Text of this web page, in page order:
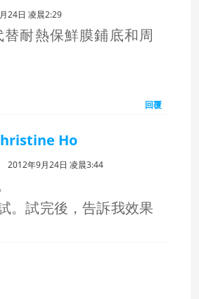
24日 凌晨2:29
耐熱保鮮膜鋪底和周
回覆
Ho
2012年9月24日 凌晨3:44
。試完後，告訴我效果